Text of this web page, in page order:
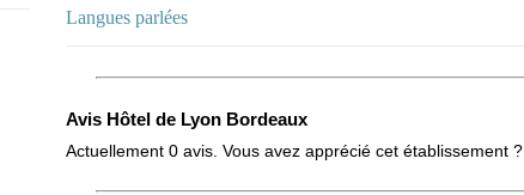
Langues parlées
Avis Hôtel de Lyon Bordeaux
Actuellement 0 avis. Vous avez apprécié cet établissement ?